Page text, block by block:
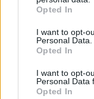
Opted In
I want to opt-
Personal Data.
Opted In
I want to opt-
Personal Data
Opted In